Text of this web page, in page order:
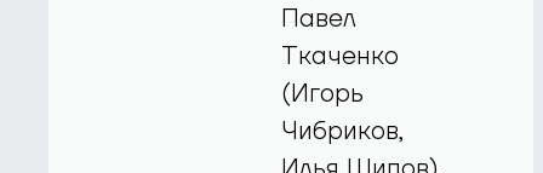
Павел
Ткаченко
(Игорь
Чибриков,